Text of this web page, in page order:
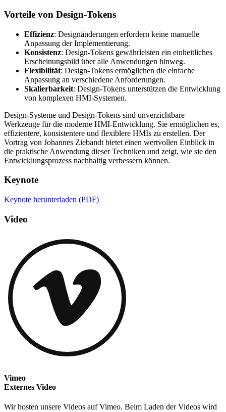
Vorteile von Design-Tokens
Effizienz: Designänderungen erfordern keine manuelle
Anpassung der Implementierung.
Konsistenz: Design-Tokens gewährleisten ein einheitliches
Erscheinungsbild über alle Anwendungen hinweg.
Flexibilität: Design-Tokens ermöglichen die einfache
Anpassung an verschiedene Anforderungen.
Skalierbarkeit: Design-Tokens unterstützen die Entwicklung
von komplexen HMI-Systemen.
Design-Systeme und Design-Tokens sind unverzichtbare
Werkzeuge für die moderne HMI-Entwicklung. Sie ermöglichen es,
effizientere, konsistentere und flexiblere HMIs zu erstellen. Der
Vortrag von Johannes Ziebandt bietet einen wertvollen Einblick in
die praktische Anwendung dieser Techniken und zeigt, wie sie den
Entwicklungsprozess nachhaltig verbessern können.
Keynote
Keynote herunterladen (PDF)
Video
Vimeo
Externes Video
Wir hosten unsere Videos auf Vimeo. Beim Laden der Videos wird